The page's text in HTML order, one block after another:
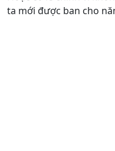
ta mới được ban cho